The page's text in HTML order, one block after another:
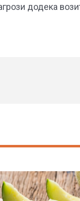
додека